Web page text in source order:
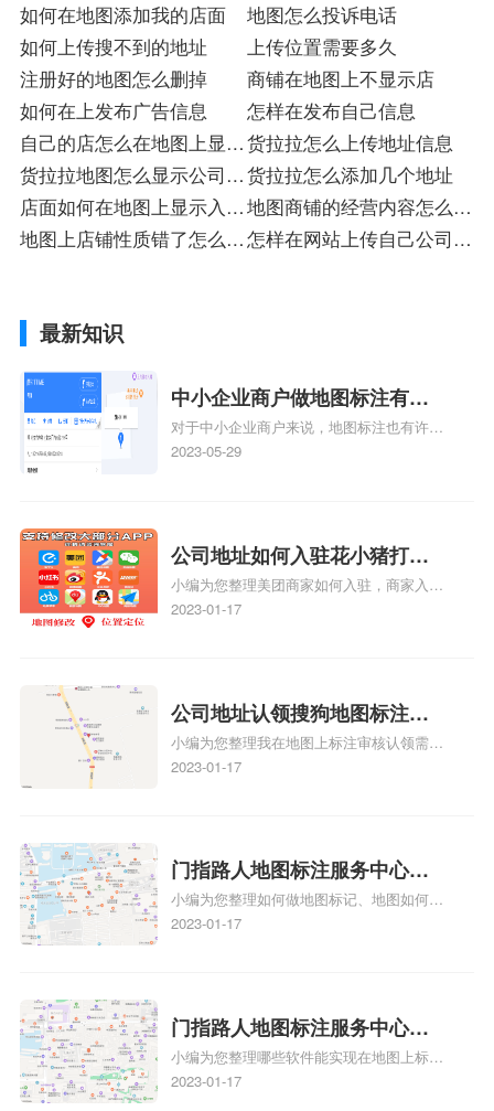
店
如何在地图添加我的店面
地图怎么投诉电话
如何上传搜不到的地址
上传位置需要多久
注册好的地图怎么删掉
商铺在地图上不显示店
如何在上发布广告信息
怎样在发布自己信息
自己的店怎么在地图上显示
店
货拉拉怎么上传地址信息
货拉拉地图怎么显示公司地
址
货拉拉怎么添加几个地址
店面如何在地图上显示入驻
店
地图商铺的经营内容怎么修
改
地图上店铺性质错了怎么改怎样在网站上传自己公司信
最新知识
中小企业商户做地图标注有什
么好处
对于中小企业商户来说，地图标注也有许多
好处，包括：提高可见性和曝光率：通过在
位置，增加商户被发现的机会。方便客户导
航：地图标注可以帮助客户更容易地找到商
户的实际位置。特别是对于新客户或不熟悉
该地区的客户来说，地图标注可以提供明确
图标注服务中心面的存在。对于一些客户来
说，实体指路人地
2023-05-29
公司地址如何入驻花小猪打车
地图标记？指路人地图标注服
务中心铺如何入驻花小猪打车
小编为您整理美团商家如何入驻，商家入驻
教程、商家如何入驻地图、如何入驻地:、
2023-01-17
公司地址认领搜狗地图标注多
久审核？公司地址认领地图标
注多久审核？
小编为您整理我在地图上标注审核认领需要
多久、我在地图上标注审核认领需要多久
情可查看下方正文！
2023-01-17
门指路人地图标注服务中心如
何做花小猪打车地图位置标
记？门指路人地图标注服务中
小编为您整理如何做地图标记、地图如何做
标记、so搜街景中如何做标记、360e启花贷
关地图标注知识，详情可查看下方正文！
2023-01-17
门指路人地图标注服务中心地
图位置地址标记？门指路人地
图标注服务中心苹果地图位置
小编为您整理哪些软件能实现在地图上标记
门指路人地图标注服务中心位置、门指路人
2023-01-17